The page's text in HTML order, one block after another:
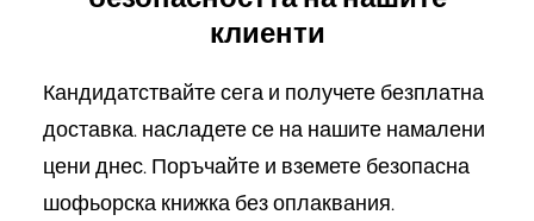
клиенти
Кандидатствайте сега и получете безплатна
доставка. насладете се на нашите намалени
цени днес. Поръчайте и вземете безопасна
шофьорска книжка без оплаквания.